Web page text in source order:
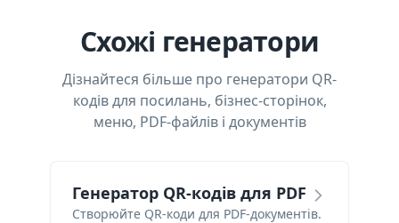
Схожі генератори
Дізнайтеся більше про генератори QR-
кодів для посилань, бізнес-сторінок,
меню, PDF-файлів і документів
Генератор QR-кодів для PDF
Створюйте QR-коди для PDF-документів.